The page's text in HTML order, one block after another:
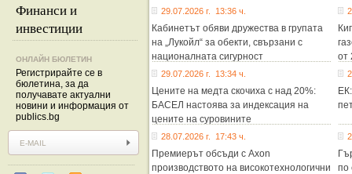
Финанси и
инвестиции
ОНЛАЙН БЮЛЕТИН
Регистрирайте се в
бюлетина, за да
получавате актуални
новини и информация от
publics.bg
29.07.2026 г. 13:36 ч.
Кабинетът обяви дружества в групата
на „Лукойл“ за обекти, свързани с
националната сигурност
29.07.2026 г. 13:34 ч.
Цените на медта скочиха с над 20%:
БАСЕЛ настоява за индексация на
цените на суровините
28.07.2026 г. 17:43 ч.
Премиерът обсъди с Axon
производството на високотехнологични
от
по